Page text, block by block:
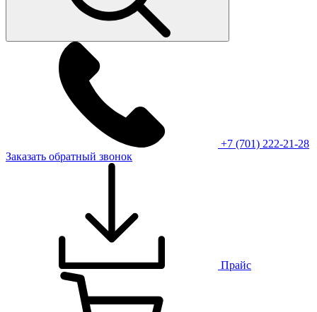
+7 (701) 222-21-28
Заказать обратный звонок
Прайс